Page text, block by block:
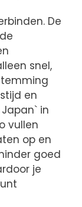
De
snel,
en
in
vullen
op en
goed
je